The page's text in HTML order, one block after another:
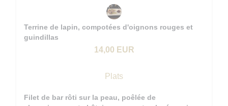
Terrine de lapin, compotées d'oignons rouges et
guindillas
14,00 EUR
Plats
Filet de bar rôti sur la peau, poêlée de